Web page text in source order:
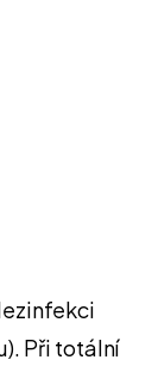
Při totální